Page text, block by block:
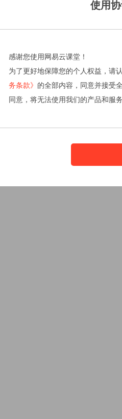
使用
感谢您使用网易云课堂！
为了更好地保障您的个人权益，请
务条款》 的全部内容，同意并接受
同意，将无法使用我们的产品和服务